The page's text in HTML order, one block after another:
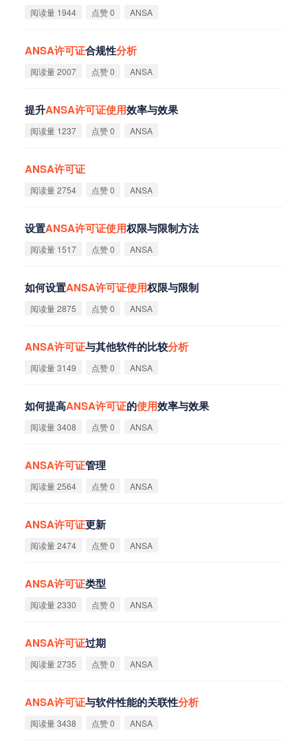
阅读量 1944 点赞 0 ANSA
ANSA许可证合规性分析
阅读量 2007 点赞 0 ANSA
提升ANSA许可证使用效率与效果
阅读量 1237 点赞 0 ANSA
ANSA许可证
阅读量 2754 点赞 0 ANSA
设置ANSA许可证使用权限与限制方法
阅读量 1517 点赞 0 ANSA
如何设置ANSA许可证使用权限与限制
阅读量 2875 点赞 0 ANSA
ANSA许可证与其他软件的比较分析
阅读量 3149 点赞 0 ANSA
如何提高ANSA许可证的使用效率与效果
阅读量 3408 点赞 0 ANSA
ANSA许可证管理
阅读量 2564 点赞 0 ANSA
ANSA许可证更新
阅读量 2474 点赞 0 ANSA
ANSA许可证类型
阅读量 2330 点赞 0 ANSA
ANSA许可证过期
阅读量 2735 点赞 0 ANSA
ANSA许可证与软件性能的关联性分析
阅读量 3438 点赞 0 ANSA